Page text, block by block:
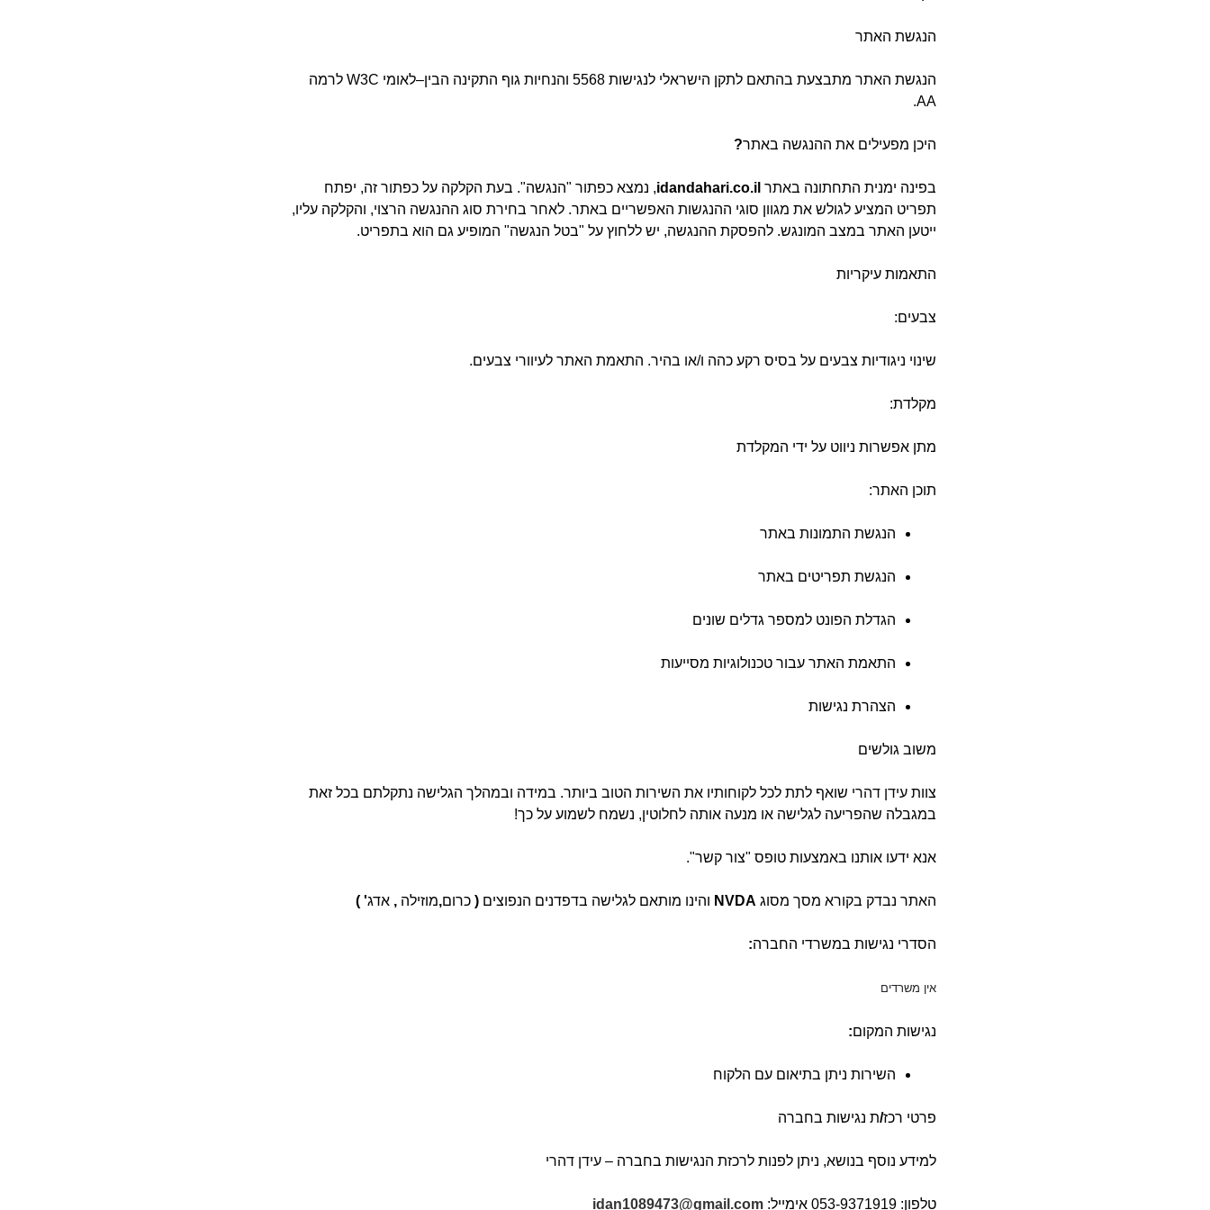
הנגשת האתר
הנגשת האתר מתבצעת בהתאם לתקן הישראלי לנגישות 5568 והנחיות גוף התקינה הבין–לאומי W3C לרמה
AA.
היכן מפעילים את ההנגשה באתר?
בפינה ימנית התחתונה באתר idandahari.co.il
, נמצא כפתור "הנגשה". בעת הקלקה על כפתור זה, יפתח
תפריט המציע לגולש את מגוון סוגי ההנגשות האפשריים באתר. לאחר בחירת סוג ההנגשה הרצוי, והקלקה עליו,
ייטען האתר במצב המונגש. להפסקת ההנגשה, יש ללחוץ על "בטל הנגשה" המופיע גם הוא בתפריט.
התאמות עיקריות
צבעים:
שינוי ניגודיות צבעים על בסיס רקע כהה ו/או בהיר. התאמת האתר לעיוורי צבעים.
מקלדת:
מתן אפשרות ניווט על ידי המקלדת
תוכן האתר:
הנגשת התמונות באתר
הנגשת תפריטים באתר
הגדלת הפונט למספר גדלים שונים
התאמת האתר עבור טכנולוגיות מסייעות
הצהרת נגישות
משוב גולשים
צוות עידן דהרי שואף לתת לכל לקוחותיו את השירות הטוב ביותר. במידה ובמהלך הגלישה נתקלתם בכל זאת
במגבלה שהפריעה לגלישה או מנעה אותה לחלוטין, נשמח לשמוע על כך!
אנא ידעו אותנו באמצעות טופס "צור קשר".
האתר נבדק בקורא מסך מסוג NVDA והינו מותאם לגלישה בדפדנים הנפוצים ( כרום,מוזילה , אדג' )
הסדרי נגישות במשרדי החברה:
אין משרדים
נגישות המקום:
השירות ניתן בתיאום עם הלקוח
פרטי רכז/ת נגישות בחברה
למידע נוסף בנושא, ניתן לפנות לרכזת הנגישות בחברה – עידן דהרי
טלפון: 053-9371919 אימייל:
idan1089473@gmail.com